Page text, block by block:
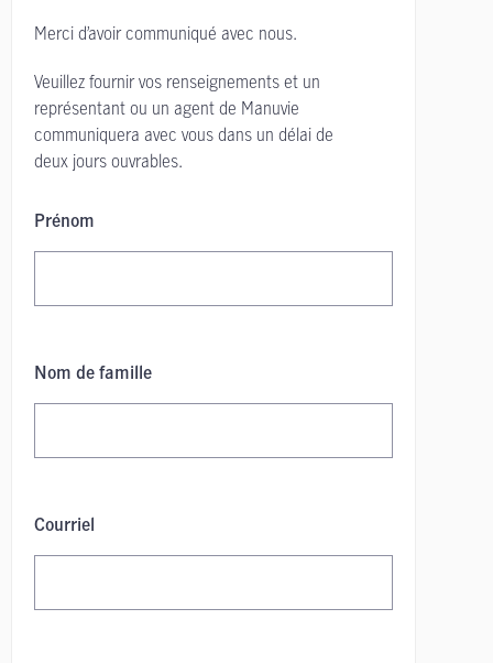
Merci d’avoir communiqué avec nous.
Veuillez fournir vos renseignements et un
représentant ou un agent de Manuvie
communiquera avec vous dans un délai de
deux jours ouvrables.
Prénom
Nom de famille
Courriel